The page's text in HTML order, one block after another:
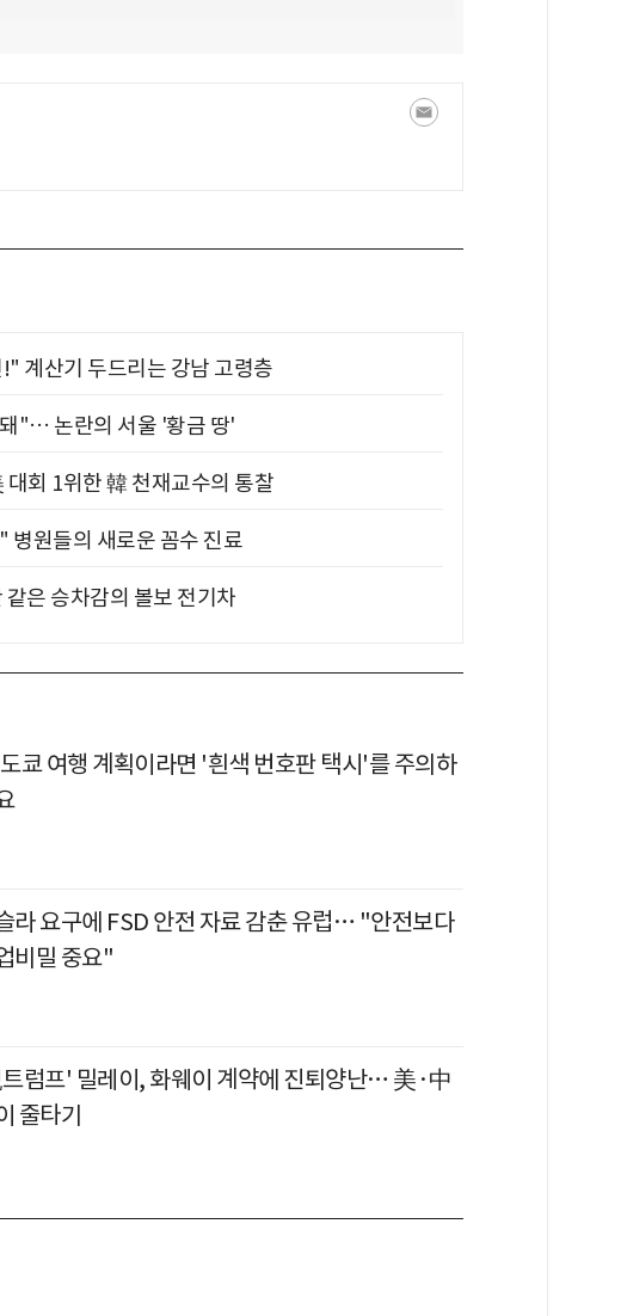
계산기 두드리는 강남 고령층
"… 논란의 서울 '황금 땅'
회 1위한 韓 천재교수의 통찰
병원들의 새로운 꼼수 진료
은 승차감의 볼보 전기차
쿄 여행 계획이라면 '흰색 번호판 택시'를 주의하
라 요구에 FSD 안전 자료 감춘 유럽… "안전보다
비밀 중요"
럼프' 밀레이, 화웨이 계약에 진퇴양난… 美·中
줄타기